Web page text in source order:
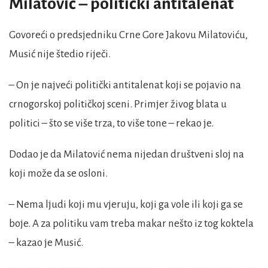
Milatović – politički antitalenat
Govoreći o predsjedniku Crne Gore Jakovu Milatoviću,
Musić nije štedio riječi.
– On je najveći politički antitalenat koji se pojavio na
crnogorskoj političkoj sceni. Primjer živog blata u
politici – što se više trza, to više tone – rekao je.
Dodao je da Milatović nema nijedan društveni sloj na
koji može da se osloni.
– Nema ljudi koji mu vjeruju, koji ga vole ili koji ga se
boje. A za politiku vam treba makar nešto iz tog koktela
– kazao je Musić.